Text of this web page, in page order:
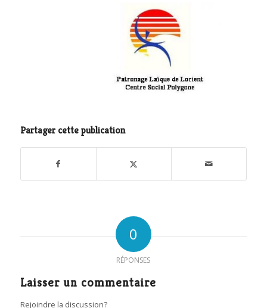
Partager cette publication
0
RÉPONSES
Laisser un commentaire
Rejoindre la discussion?